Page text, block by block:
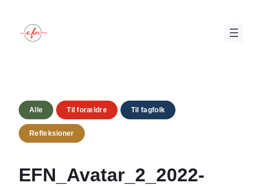
indhold
Alle Til forældre Til fagfolk
Refleksioner
EFN_Avatar_2_2022-